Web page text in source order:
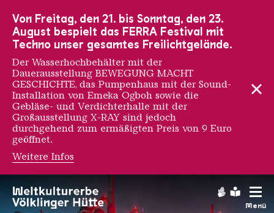
Menü
Dan Rawlings
Von Freitag, den 21. bis Sonntag, den 23.
August bespielt das FERRA Festival mit
Techno unser gesamtes Freilichtgelände.
Der Wasserhochbehälter mit der
Dauerausstellung BEWEGUNG MACHT
GESCHICHTE, das Pumpenhaus mit der Sound-
Installation von Emeka Ogboh sowie die
Gebläse- und Verdichterhalle mit der
Großausstellung X-RAY sind jedoch
durchgehend zum ermäßigten Preis von 9 Euro
geöffnet.
Weitere Infos